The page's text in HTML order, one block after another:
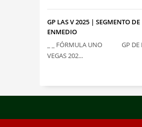
GP LAS V 2025 | SEGMENTO DE
ENMEDIO
_ _ FÓRMULA UNO GP DE
VEGAS 202...